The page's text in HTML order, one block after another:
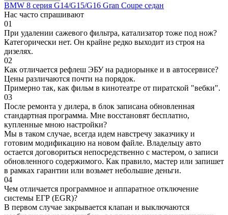
BMW 8 серия G14/G15/G16 Gran Coupe седан
Нас часто спрашивают
01
При удалении сажевого фильтра, катализатор тоже под нож?
Категорически нет. Он крайне редко выходит из строя на
дизелях.
02
Как отличается рефлеш ЭБУ на радиорынке и в автосервисе?
Цены различаются почти на порядок.
Примерно так, как фильм в кинотеатре от пиратской "вебки".
03
После ремонта у дилера, в блок записана обновленная
стандартная программа. Мне восстановят бесплатно,
купленные мною настройки?
Мы в таком случае, всегда идем навстречу заказчику и
готовим модификацию на новом файле. Владельцу авто
остается договориться непосредственно с мастером, о записи
обновленного содержимого. Как правило, мастер или запишет
в рамках гарантии или возьмет небольшие деньги.
04
Чем отличается программное и аппаратное отключение
системы ЕГР (EGR)?
В первом случае закрывается клапан и выключаются